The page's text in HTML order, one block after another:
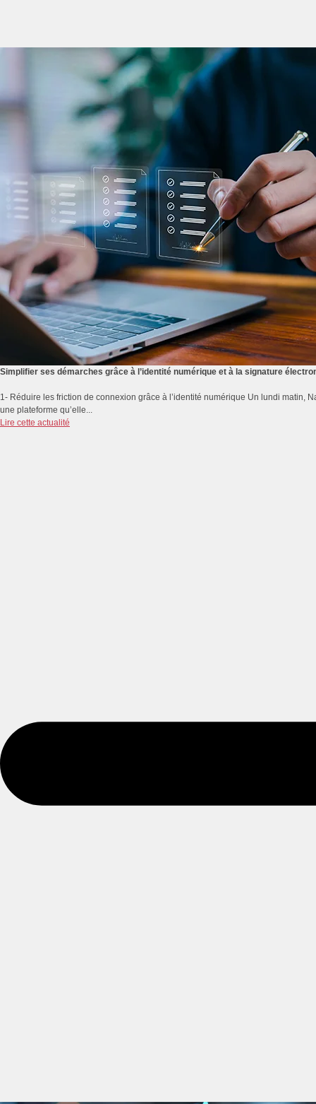
Simplifier ses démarches grâce à l’identité numérique et à la signature
1- Réduire les friction de connexion grâce à l’identité numérique Un lundi matin,
une plateforme qu’elle...
Lire cette actualité